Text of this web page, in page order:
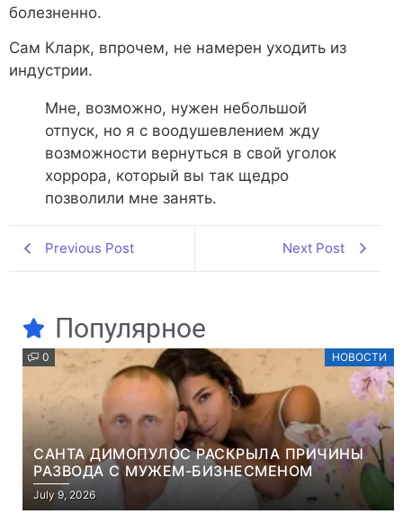
болезненно.
Сам Кларк, впрочем, не намерен уходить из
индустрии.
Мне, возможно, нужен небольшой
отпуск, но я с воодушевлением жду
возможности вернуться в свой уголок
хоррора, который вы так щедро
позволили мне занять.
Previous Post Next Post
Популярное
0 НОВОСТИ
САНТА ДИМОПУЛОС РАСКРЫЛА ПРИЧИНЫ
РАЗВОДА С МУЖЕМ-БИЗНЕСМЕНОМ
July 9, 2026